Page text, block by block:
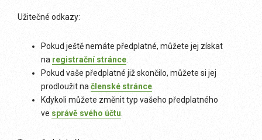
Užitečné odkazy:
Pokud ještě nemáte předplatné, můžete jej získat
na registrační stránce
Pokud vaše předplatné již skončilo, můžete si jej
prodloužit na členské stránce
Kdykoli můžete změnit typ vašeho předplatného
ve správě svého účtu